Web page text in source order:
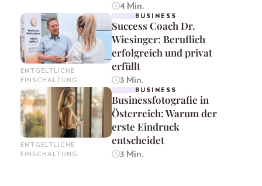
4 Min.
ENTGELTLICHE
EINSCHALTUNG
BUSINESS
Success Coach Dr.
Wiesinger: Beruflich
erfolgreich und privat
erfüllt
3 Min.
ENTGELTLICHE
EINSCHALTUNG
BUSINESS
Businessfotografie in
Österreich: Warum der
erste Eindruck
entscheidet
3 Min.